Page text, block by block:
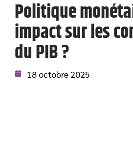
Politique
impact sur les
du PIB ?
18 octobre 2025